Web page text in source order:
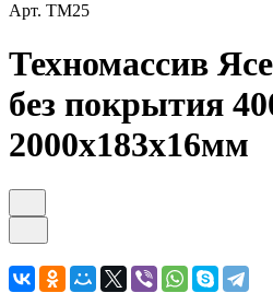
Арт. ТМ25
Техномассив
без покрытия
2000х183х16мм